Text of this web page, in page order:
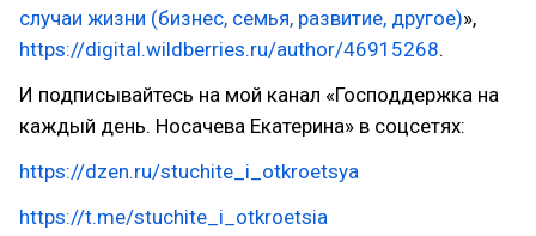
случаи жизни (бизнес, семья, развитие, другое)»,
https://digital.wildberries.ru/author/46915268.
И подписывайтесь на мой канал «Господдержка на
каждый день. Носачева Екатерина» в соцсетях:
https://dzen.ru/stuchite_i_otkroetsya
https://t.me/stuchite_i_otkroetsia